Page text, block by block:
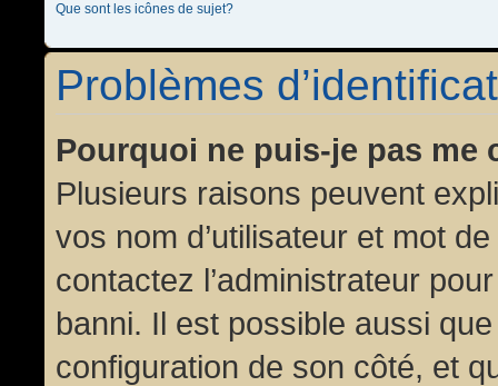
Que sont les icônes de sujet?
Problèmes
Pourquoi ne puis-je pas me
Plusieurs raisons peuvent
vos nom d’utilisateur et mot
contactez l’administrateur
banni. Il est possible aussi
configuration de son côté, et